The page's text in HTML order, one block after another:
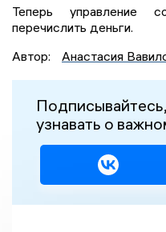
Теперь управление
перечислить деньги.
Автор:
Анастасия
узнавать о